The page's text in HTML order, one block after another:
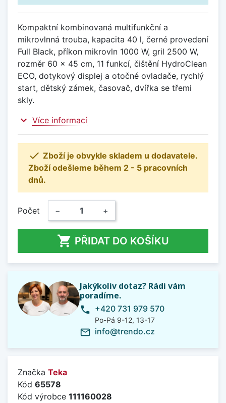
Kompaktní kombinovaná multifunkční a
mikrovlnná trouba, kapacita 40 l, černé provedení
Full Black, příkon mikrovln 1000 W, gril 2500 W,
rozměr 60 x 45 cm, 11 funkcí, čištění HydroClean
ECO, dotykový displej a otočné ovladače, rychlý
start, dětský zámek, časovač, dvířka se třemi
skly.
expand_more Více informací
 Zboží je obvykle skladem u dodavatele.
Zboží odešleme během 2 - 5 pracovních
dnů.
Počet − +
 PŘIDAT DO KOŠÍKU
Jakýkoliv dotaz? Rádi vám
poradíme.
phone +420 731 979 570
Po-Pá 9-12, 13-17
mail_outline info@trendo.cz
Značka Teka
Kód 65578
Kód výrobce 111160028